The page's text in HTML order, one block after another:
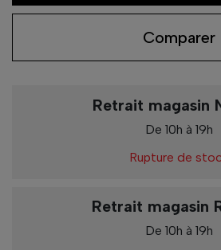
Comparer
Retrait magasin
De 10h à 19h
Rupture de
Retrait magasin
De 10h à 19h